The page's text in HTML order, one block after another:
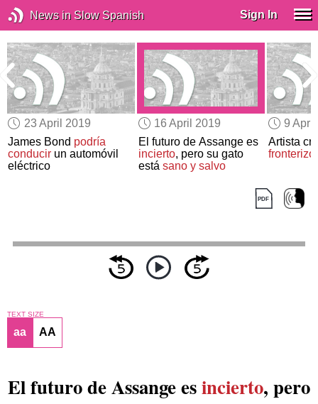
News in Slow Spanish Sign In
23 April 2019
James Bond podría
conducir un automóvil
eléctrico
16 April 2019
El futuro de Assange es
incierto, pero su gato
está sano y salvo
9
Artista
fronterizo
TEXT SIZE
aa AA
El futuro de Assange esincierto, pero